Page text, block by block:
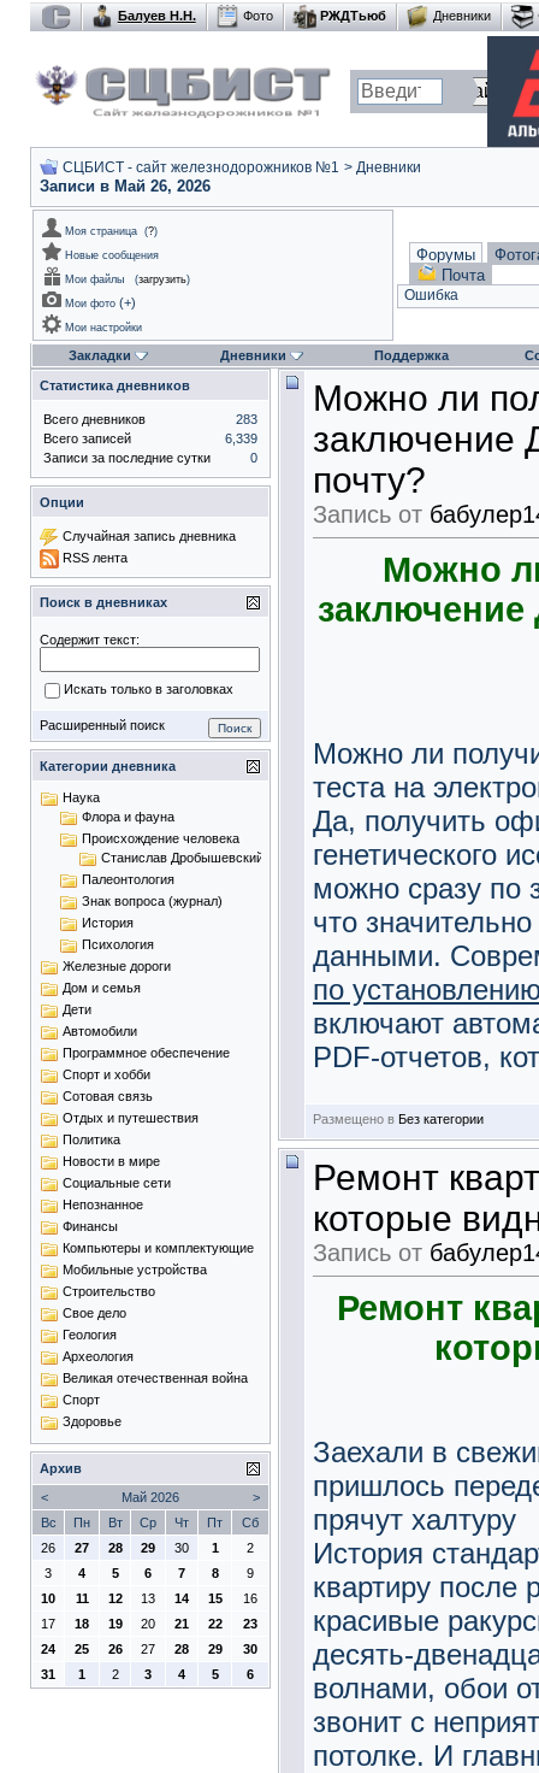
Балуев Н.Н. Фото РЖДТьюб Дневники
СЦБИСТ - сайт железнодорожников №1 > Дневники
Записи в Май 26, 2026
Моя страница (?)
Новые сообщения
Мои файлы
(загрузить)
Мои фото (+)
Мои настройки
Форумы
Почта
Ошибка
Закладки Дневники Поддержка
Можно ли
заключение
почту?
Запись от
Можно
заключение
Можно ли
теста на
Да, получить
генетического
можно сразу по
что
данными.
по
включают
PDF-отчетов,
Размещено в Без категории
Ремонт
которые
Запись от
Ремонт
Заехали в
пришлось
прячут халтуру
История
квартиру после
красивые
десять-
волнами, обои
звонит с
потолке. И
Статистика дневников
Всего дневников
283
Всего записей
6,339
Записи за последние сутки
0
Опции
Случайная запись дневника
RSS лента
Поиск в дневниках
Содержит текст:
Искать только в заголовках
Расширенный поиск
Категории дневника
Наука
Флора и фауна
Происхождение человека
Станислав Дробышевский
Палеонтология
Знак вопроса (журнал)
История
Психология
Железные дороги
Дом и семья
Дети
Автомобили
Программное обеспечение
Спорт и хобби
Сотовая связь
Отдых и путешествия
Политика
Новости в мире
Социальные сети
Непознанное
Финансы
Компьютеры и комплектующие
Мобильные устройства
Строительство
Свое дело
Геология
Археология
Великая отечественная война
Спорт
Здоровье
Архив
<
>
Май 2026
Вс
Пн Вт Ср Чт Пт
Сб
26
27 28 29 30 1
2
3
4 5 6 7 8
9
10
11 12 13 14 15
16
17
18 19 20 21 22
23
24
25 26 27 28 29
30
31
1 2 3 4 5 6